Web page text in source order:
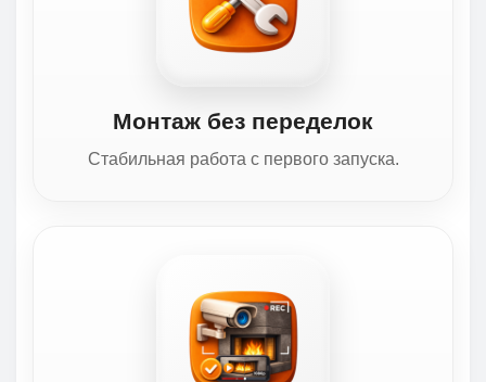
Монтаж без переделок
Стабильная работа с первого запуска.